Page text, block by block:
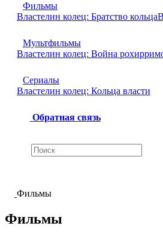
Фильмы
Властелин колец: Братство кольца
Мультфильмы
Властелин колец: Война
Сериалы
Властелин колец: Кольца власти
Обратная связь
Фильмы
Фильмы